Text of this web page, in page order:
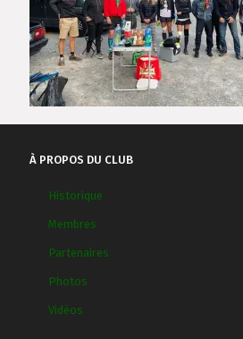
À PROPOS DU CLUB
Historique
Membres
Partenaires
Photos
Vidéos